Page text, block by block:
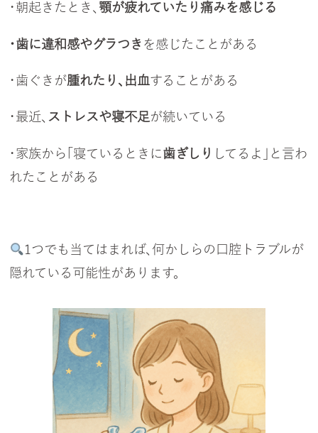
・朝起きたとき、 顎が疲れていたり痛みを感じる
・歯に違和感やグラつき を感じたことがある
・歯ぐきが腫れたり、出血することがある
・最近、 ストレスや寝不足が続いている
・家族から「寝ているときに歯ぎしり してるよ」と言わ
れたことがある
1つでも当てはまれば、何かしらの口腔トラブルが
隠れている可能性があります。